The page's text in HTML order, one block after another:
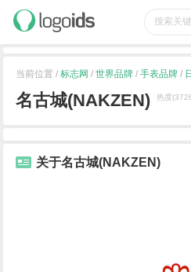
当前位置 / 标志网 / 世界品牌 / 手表品牌 /
名古城(NAKZEN) 热度
关于名古城(NAKZEN)